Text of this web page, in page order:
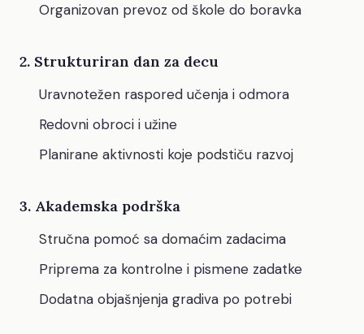
Organizovan prevoz od škole do boravka
2. Strukturiran dan za decu
Uravnotežen raspored učenja i odmora
Redovni obroci i užine
Planirane aktivnosti koje podstiču razvoj
3. Akademska podrška
Stručna pomoć sa domaćim zadacima
Priprema za kontrolne i pismene zadatke
Dodatna objašnjenja gradiva po potrebi